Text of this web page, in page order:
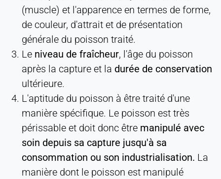
(muscle) et l'apparence en termes de forme,
de couleur, d'attrait et de présentation
générale du poisson traité.
Le niveau de fraîcheur, l'âge du poisson
après la capture et la durée de conservation
ultérieure.
L'aptitude du poisson à être traité d'une
manière spécifique. Le poisson est très
périssable et doit donc être manipulé avec
soin depuis sa capture jusqu'à sa
consommation ou son industrialisation. La
manière dont le poisson est manipulé